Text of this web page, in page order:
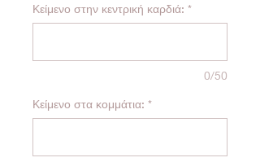
Κείμενο στην κεντρική καρδιά: *
0/50
Κείμενο στα κομμάτια: *